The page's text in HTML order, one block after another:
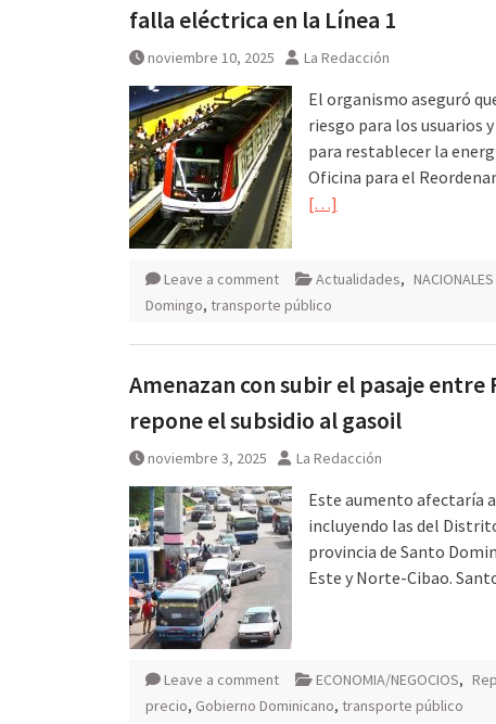
falla eléctrica en la Línea 1
noviembre 10, 2025 La Redacción
El organismo aseguró
riesgo para los usuarios
para restablecer la
Oficina para el
[…]
Leave a comment Actualidades, NACIONALES
Domingo, transporte público
Amenazan con subir el pasaje entre
repone el subsidio al gasoil
noviembre 3, 2025 La Redacción
Este aumento afectaría
incluyendo las del
provincia de Santo
Este y Norte-Cibao.
Leave a comment ECONOMIA/NEGOCIOS,
precio, Gobierno Dominicano, transporte público